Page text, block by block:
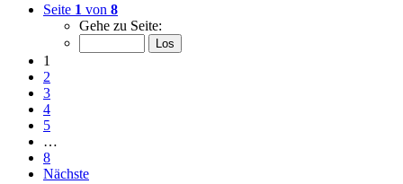
Seite 1 von 8
Gehe zu Seite:
1
2
3
4
5
…
8
Nächste